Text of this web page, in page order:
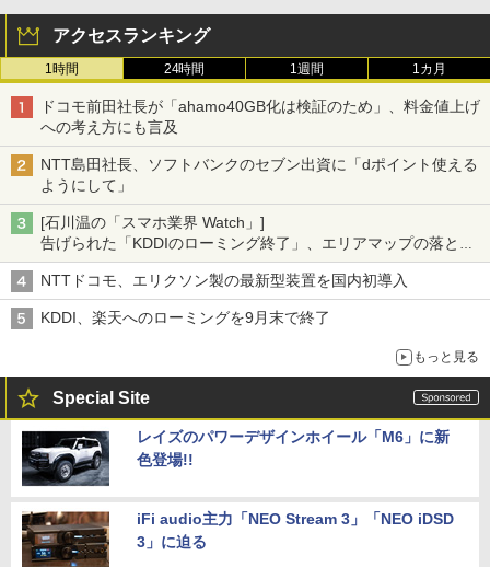
アクセスランキング
1時間 24時間 1週間 1カ月
ドコモ前田社長が「ahamo40GB化は検証のため」、料金値上げ
への考え方にも言及
NTT島田社長、ソフトバンクのセブン出資に「dポイント使える
ようにして」
[石川温の「スマホ業界 Watch」]
告げられた「KDDIのローミング終了」、エリアマップの落とし
穴と楽天モバイルの課題
NTTドコモ、エリクソン製の最新型装置を国内初導入
KDDI、楽天へのローミングを9月末で終了
もっと見る
Special Site
レイズのパワーデザインホイール「M6」に新
色登場!!
iFi audio主力「NEO Stream 3」「NEO iDSD
3」に迫る